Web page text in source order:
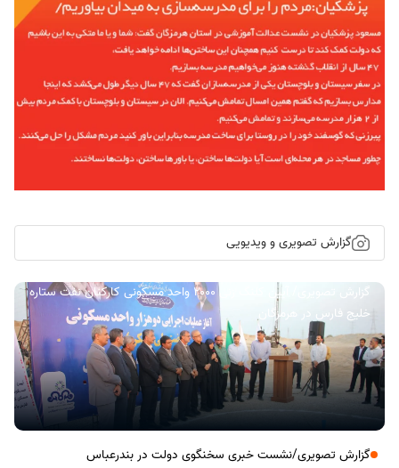
گزارش تصویری و ویدیویی
گزارش تصویری/ آیین کلنگ زنی ۲۰۰۰ واحد مسکونی کارکنان نفت ستاره
خلیج فارس در هرمزگان
گزارش تصویری/نشست خبری سخنگوی دولت در بندرعباس